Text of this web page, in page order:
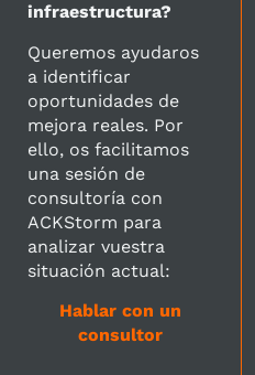
infraestructura?
Queremos ayudaros
a identificar
oportunidades de
mejora reales. Por
ello, os facilitamos
una sesión de
consultoría con
ACKStorm para
analizar vuestra
situación actual:
Hablar con un
consultor